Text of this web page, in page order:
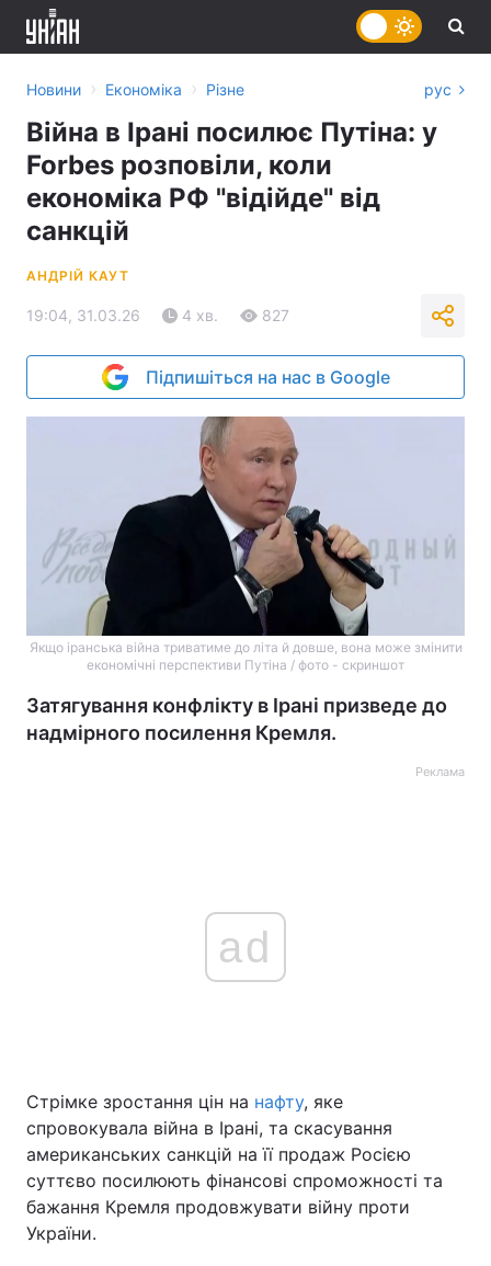
Україна Політика
Світ
Спорт Наука
Новини › Економіка › Різне рус
Війна в Ірані посилює Путіна: у
Forbes розповіли, коли
економіка РФ "відійде" від
санкцій
АНДРІЙ КАУТ
19:04, 31.03.26 4 хв. 827
Підпишіться на нас в Google
Якщо іранська війна триватиме до літа й довше, вона може змінити
економічні перспективи Путіна / фото - скриншот
Затягування конфлікту в Ірані призведе до
надмірного посилення Кремля.
Реклама
ad
Стрімке зростання цін на нафту, яке
спровокувала війна в Ірані, та скасування
американських санкцій на її продаж Росією
суттєво посилюють фінансові спроможності та
бажання Кремля продовжувати війну проти
України.